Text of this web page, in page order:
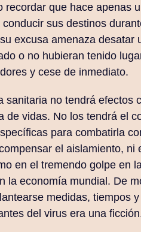
recordar que hace apenas
sus destinos
excusa amenaza
o no hubieran tenido
y cese de inmediato.
sanitaria no tendrá efectos
de vidas. No los tendrá el
para combatirla
el aislamiento,
en el tremendo golpe en
la economía mundial. De
medidas, tiempos
del virus era una